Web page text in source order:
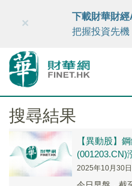
財華智庫網 FINTV
×
下載財華財經
把握投資先機
搜尋結果
【異動股】
(001203.CN)
2025年10月30